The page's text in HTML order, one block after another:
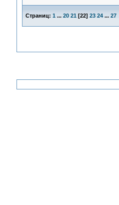
Страниц: 1 ... 20 21 [22] 23 24 ... 27